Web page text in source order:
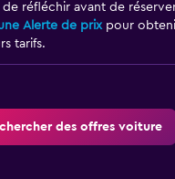
de réfléchir avant de
Alerte de prixpour
tarifs.
des offres voiture